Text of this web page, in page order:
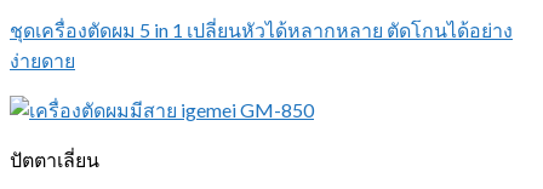
ชุดเครื่องตัดผม 5 in 1 เปลี่ยนหัวได้หลากหลาย ตัดโกนได้อย่าง
ง่ายดาย
ปัตตาเลี่ยน